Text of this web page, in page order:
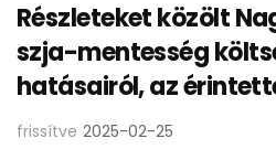
Részleteket közölt
szja-mentesség
hatásairól, az
frissítve 2025-02-25